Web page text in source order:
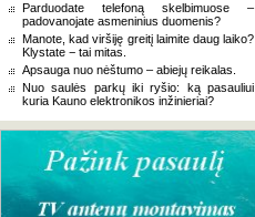
Parduodate telefoną skelbimuose –
padovanojate asmeninius duomenis?
Manote, kad viršiję greitį laimite daug laiko?
Klystate − tai mitas.
Apsauga nuo nėštumo – abiejų reikalas.
Nuo saulės parkų iki ryšio: ką pasauliui
kuria Kauno elektronikos inžinieriai?